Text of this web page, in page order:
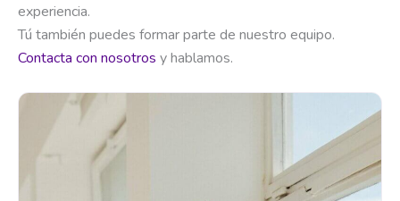
experiencia.
Tú también puedes formar parte de nuestro equipo.
Contacta con nosotros y hablamos.